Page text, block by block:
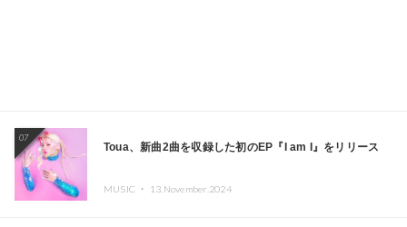
07
Toua、新曲2曲を収録した初のEP『I am I』をリリース
MUSIC ・ 13.November.2024